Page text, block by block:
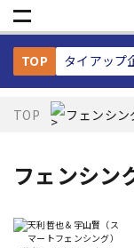
TOP タイアップ
TOP フェンシン
フェンシン